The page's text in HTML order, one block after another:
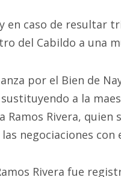
en caso de resultar
del Cabildo a una
por el Bien de
a la
Ramos Rivera,
negociaciones
Rivera fue